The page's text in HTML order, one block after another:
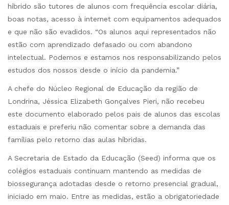
híbrido são tutores de alunos com frequência escolar diária,
boas notas, acesso à internet com equipamentos adequados
e que não são evadidos. “Os alunos aqui representados não
estão com aprendizado defasado ou com abandono
intelectual. Podemos e estamos nos responsabilizando pelos
estudos dos nossos desde o início da pandemia.”
A chefe do Núcleo Regional de Educação da região de
Londrina, Jéssica Elizabeth Gonçalves Pieri, não recebeu
este documento elaborado pelos pais de alunos das escolas
estaduais e preferiu não comentar sobre a demanda das
famílias pelo retorno das aulas híbridas.
A Secretaria de Estado da Educação (Seed) informa que os
colégios estaduais continuam mantendo as medidas de
biossegurança adotadas desde o retorno presencial gradual,
iniciado em maio. Entre as medidas, estão a obrigatoriedade